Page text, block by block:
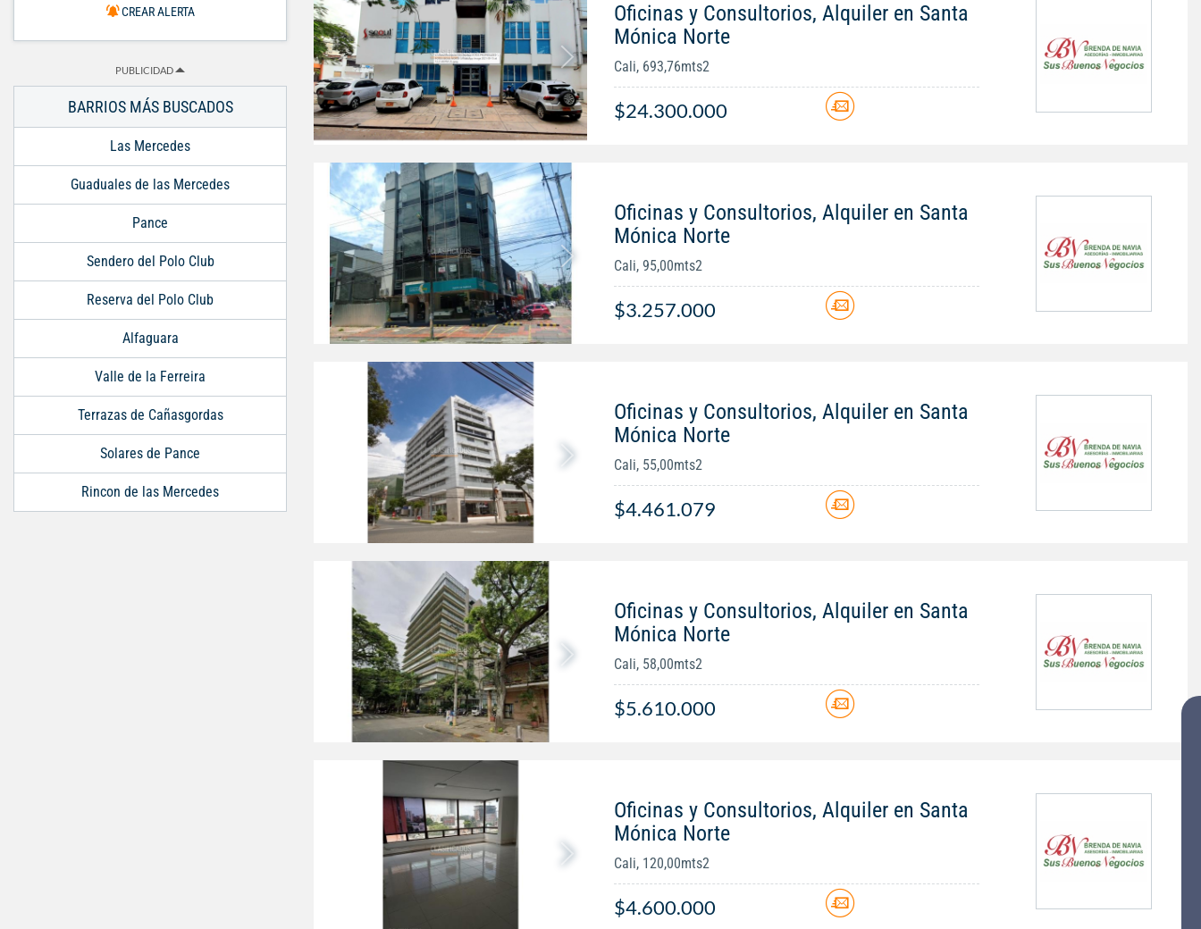
Oficinas y Consultorios, Alquiler en Santa
Mónica Norte
Cali, 693,76mts2
$24.300.000
Oficinas y Consultorios, Alquiler en Santa
Mónica Norte
Cali, 95,00mts2
$3.257.000
Oficinas y Consultorios, Alquiler en Santa
Mónica Norte
Cali, 55,00mts2
$4.461.079
Oficinas y Consultorios, Alquiler en Santa
Mónica Norte
Cali, 58,00mts2
$5.610.000
Oficinas y Consultorios, Alquiler en Santa
Mónica Norte
Cali, 120,00mts2
$4.600.000
CREAR ALERTA
PUBLICIDAD
BARRIOS MÁS BUSCADOS
Las Mercedes
Guaduales de las Mercedes
Pance
Sendero del Polo Club
Reserva del Polo Club
Alfaguara
Valle de la Ferreira
Terrazas de Cañasgordas
Solares de Pance
Rincon de las Mercedes